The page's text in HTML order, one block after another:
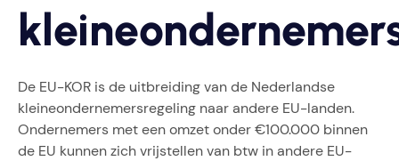
De EU-KOR is de uitbreiding van de Nederlandse
kleineondernemersregeling naar andere EU-landen.
Ondernemers met een omzet onder €100.000 binnen
de EU kunnen zich vrijstellen van btw in andere EU-